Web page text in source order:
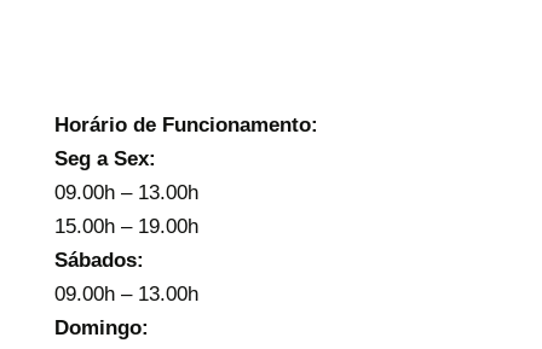
Horário de Funcionamento:
Seg a Sex:
09.00h – 13.00h
15.00h – 19.00h
Sábados:
09.00h – 13.00h
Domingo: